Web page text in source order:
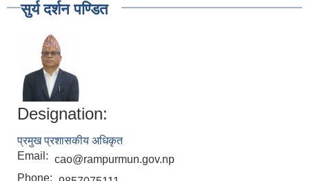
सुर्य दर्शन पण्डित
Designation:
प्रमुख प्रशासकीय अधिकृत
Email: cao@rampurmun.gov.np
Phone: